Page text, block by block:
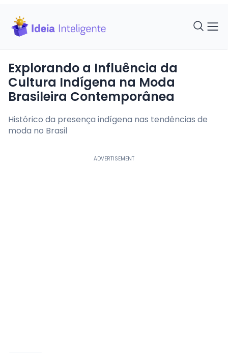
Explorando a Influência da
Cultura Indígena na Moda
Brasileira Contemporânea
Histórico da presença indígena nas tendências de
moda no Brasil
ADVERTISEMENT